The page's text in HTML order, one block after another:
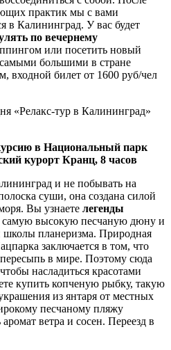
практик мы с вами
в Калининград. У вас будет
по вечернему
или посетить новый
большими в стране
входной билет от 1600 руб/чел
в Национальный парк
курорт Кранц, 8 часов
и не побывать на
суши, она создана силой
Вы узнаете легенды
самую высокую песчаную дюну и
планеризма. Природная
заключается в том, что
в мире. Поэтому сюда
насладиться красотами
купить копченую рыбку, такую
из янтаря от местных
песчаному пляжу
ветра и сосен. Переезд в